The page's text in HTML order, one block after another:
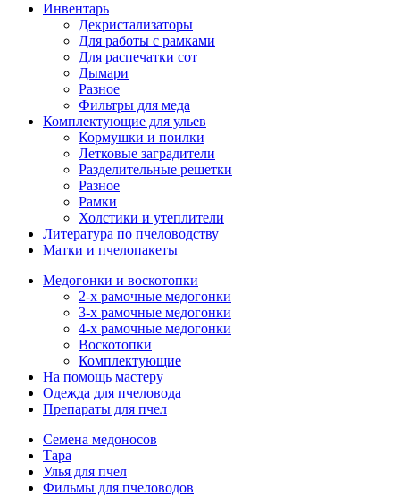
Инвентарь
Декристализаторы
Для работы с рамками
Для распечатки сот
Дымари
Разное
Фильтры для меда
Комплектующие для ульев
Кормушки и поилки
Летковые заградители
Разделительные решетки
Разное
Рамки
Холстики и утеплители
Литература по пчеловодству
Матки и пчелопакеты
Медогонки и воскотопки
2-х рамочные медогонки
3-х рамочные медогонки
4-х рамочные медогонки
Воскотопки
Комплектующие
На помощь мастеру
Одежда для пчеловода
Препараты для пчел
Семена медоносов
Тара
Улья для пчел
Фильмы для пчеловодов